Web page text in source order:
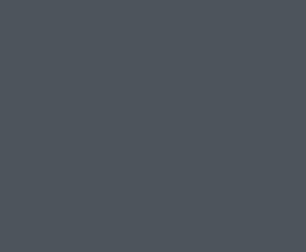
Invisible Things »